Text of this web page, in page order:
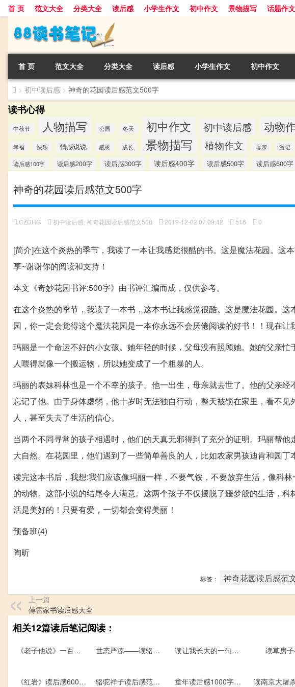
首 页 范文大全 分类大全 读后感 小学生作文 初中作文 景物描写 话题作文
首 页 范文大全 分类大全 读后感 小学生作文 初中作文
> 初中读后感 > 神奇的花园读后感范文500字
读书心得
中秋节 人物描写 公园 冬天 初中作文 初中读后感 动物
幸福 快乐 情感说说 感恩 成长 景物描写 植物作文 母亲 游记
读后感100字 读后感200字 读后感300字 读后感400字 读后感500字 读后感600字
神奇的花园读后感范文500字
CZDHG 初中读后感 神奇花园读后感范文500 2019-12-02 07:09:42 516 0
[简介]在这个炎热的季节，我读了一本让我感觉很酷的书。这是魔法花园。这
享~谢谢你的阅读和支持！
本文《奇妙花园书评:500字》由书评汇编而成，仅供参考。
在这个炎热的季节，我读了一本书，这本书让我感觉很酷。这是魔法花园。
园，你一定会觉得这个魔法花园是一本你永远不会厌倦阅读的好书！！现在让
玛丽是一个命运不好的小女孩。她年轻的时候，父母没有照顾她。她的父亲
人喂得就像一个搬运物，所以她变成了一个粗暴的人。
玛丽的表妹科林也是一个不幸的孩子。他一出生，母亲就去世了。他的父亲
忘记了他。由于身体虚弱，他十岁时无法独自行动，整天被锁在家里，看不
人，甚至失去了生活的信心。
当两个不同寻常的孩子相遇时，他们的天真无邪得到了充分的证明。玛丽帮
大自然。在花园里，他们遇到了一些简单善良的人，比如农家男孩迪肯和园丁
读完这本书后，我想:我们应该像玛丽一样，不要气馁，不要放弃生活，像科
的动物。这部小说的结尾令人满意。这两个孩子不仅摆脱了噩梦般的生活，
活是美好的！只要有爱，一切都会变得美丽！
预备班(4)
陶昕
标签： 神奇花园读后感范
上一篇
傅雷家书读后感大全
相关12篇读后笔记阅读：
《老子他说》一百五十字的读后感 世态严凉――读骆驼祥子有感作文1200字 读让我长大的一句话有感作文1090字1000字 读草房
《红岩》读后感600字——《红岩》与重庆 骆驼祥子读后感范文550字 童年读后感1000字以上